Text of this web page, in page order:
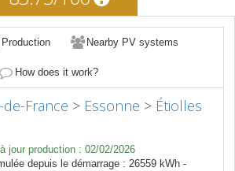
Production Nearby PV systems
How does it work?
de-France > Essonne > Étiolles
jour production : 02/02/2026
depuis le démarrage : 26559 kWh -